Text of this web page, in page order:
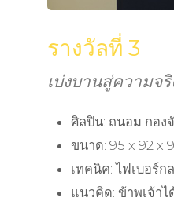
รางวัลที่ 3
เบ่งบานสู่ความจ
ศิลปิน: ถนอม กอง
ขนาด: 95 x 92 x
เทคนิค: ไฟเบอร์ก
แนวคิด: ข้าพเจ้า